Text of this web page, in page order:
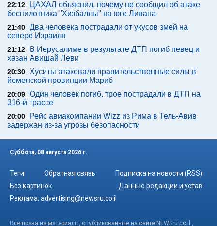
22:12
ЦАХАЛ объяснил, почему не сообщил об атаке
беспилотника "Хизбаллы" на юге Ливана
21:40 Два человека пострадали от укусов змей на
севере Израиля
21:12
В Иерусалиме в результате ДТП погиб певец и
хазан Авишай Леви
20:30 Хуситы атаковали правительственные силы в
йеменской провинции Мариб
20:09 Один человек погиб, трое пострадали в ДТП на
316-й трассе
20:00
Рейс авиакомпании Wizz из Рима в Тель-Авив
задержан из-за угрозы безопасности
Суббота, 08 августа 2026 г.
Теги Обратная связь
Подписка на новости (RSS)
Без картинок
Данные редакции и устав
Реклама: advertising@newsru.co.il
Все права на материалы, опубликованные на сайте NEWSru.co.il ,